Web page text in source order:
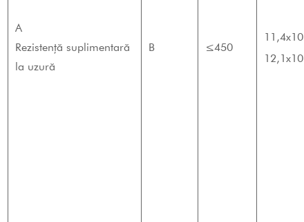
A
Rezistență suplimentară
la uzură
B ≤450
11,4x10
12,1x10